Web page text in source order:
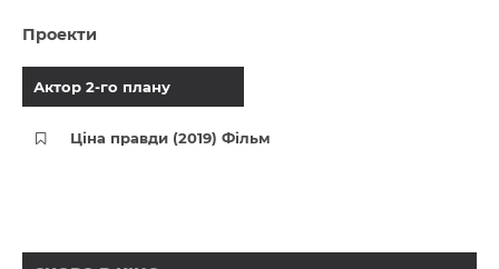
Проекти
Актор 2-го плану
Ціна правди (2019) Фільм